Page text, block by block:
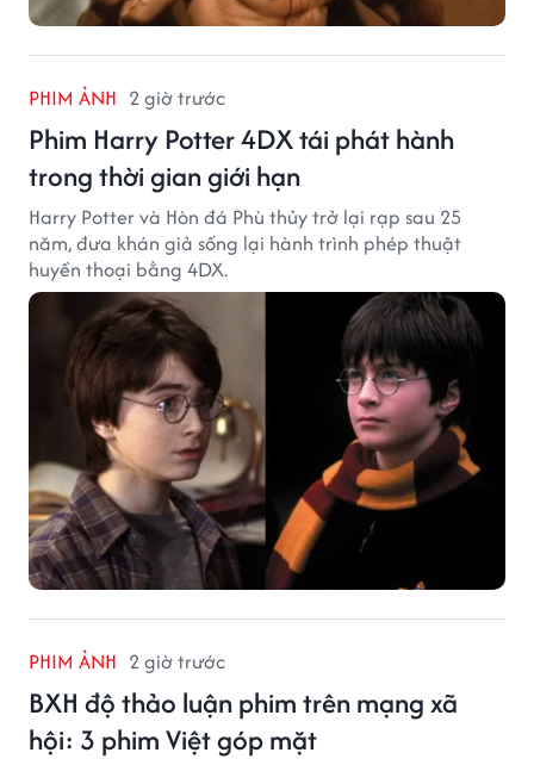
PHIM ẢNH 2 giờ trước
Phim Harry Potter 4DX tái phát hành
trong thời gian giới hạn
Harry Potter và Hòn đá Phù thủy trở lại rạp sau 25
năm, đưa khán giả sống lại hành trình phép thuật
huyền thoại bằng 4DX.
PHIM ẢNH 2 giờ trước
BXH độ thảo luận phim trên mạng xã
hội: 3 phim Việt góp mặt